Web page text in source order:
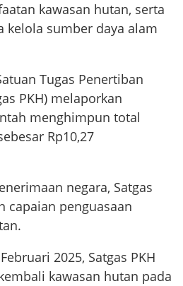
kawasan hutan, serta
kelola sumber daya alam
Tugas Penertiban
PKH) melaporkan
menghimpun total
Rp10,27
negara, Satgas
capaian penguasaan
2025, Satgas PKH
kawasan hutan pada